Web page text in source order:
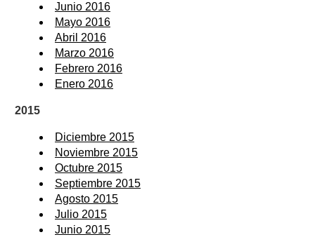
Junio 2016
Mayo 2016
Abril 2016
Marzo 2016
Febrero 2016
Enero 2016
2015
Diciembre 2015
Noviembre 2015
Octubre 2015
Septiembre 2015
Agosto 2015
Julio 2015
Junio 2015